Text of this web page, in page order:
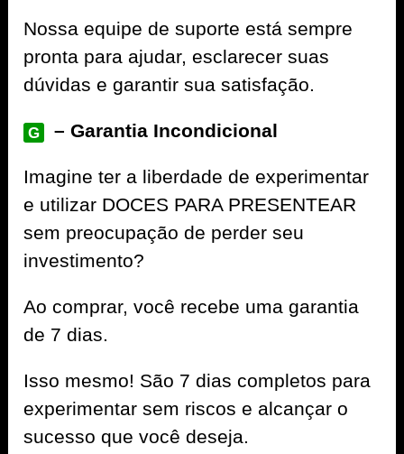
Nossa equipe de suporte está sempre
pronta para ajudar, esclarecer suas
dúvidas e garantir sua satisfação.
G – Garantia Incondicional
Imagine ter a liberdade de experimentar
e utilizar DOCES PARA PRESENTEAR
sem preocupação de perder seu
investimento?
Ao comprar, você recebe uma garantia
de 7 dias.
Isso mesmo! São 7 dias completos para
experimentar sem riscos e alcançar o
sucesso que você deseja.